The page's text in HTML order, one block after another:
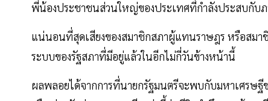
พี่น้องประชาชนส่วนใหญ่ของประเทศที่กำลังประสบกับ
แน่นอนที่สุดเสียงของสมาชิกสภาผู้แทนราษฎร หรือสมา
ระบบของรัฐสภาที่มีอยู่แล้วในอีกไม่กี่วันข้างหน้านี้
ผลพลอยได้จากการที่นายกรัฐมนตรีจะพบกับมหาเศรษฐี